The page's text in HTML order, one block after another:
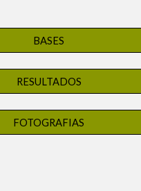
BASES
RESULTADOS
FOTOGRAFIAS